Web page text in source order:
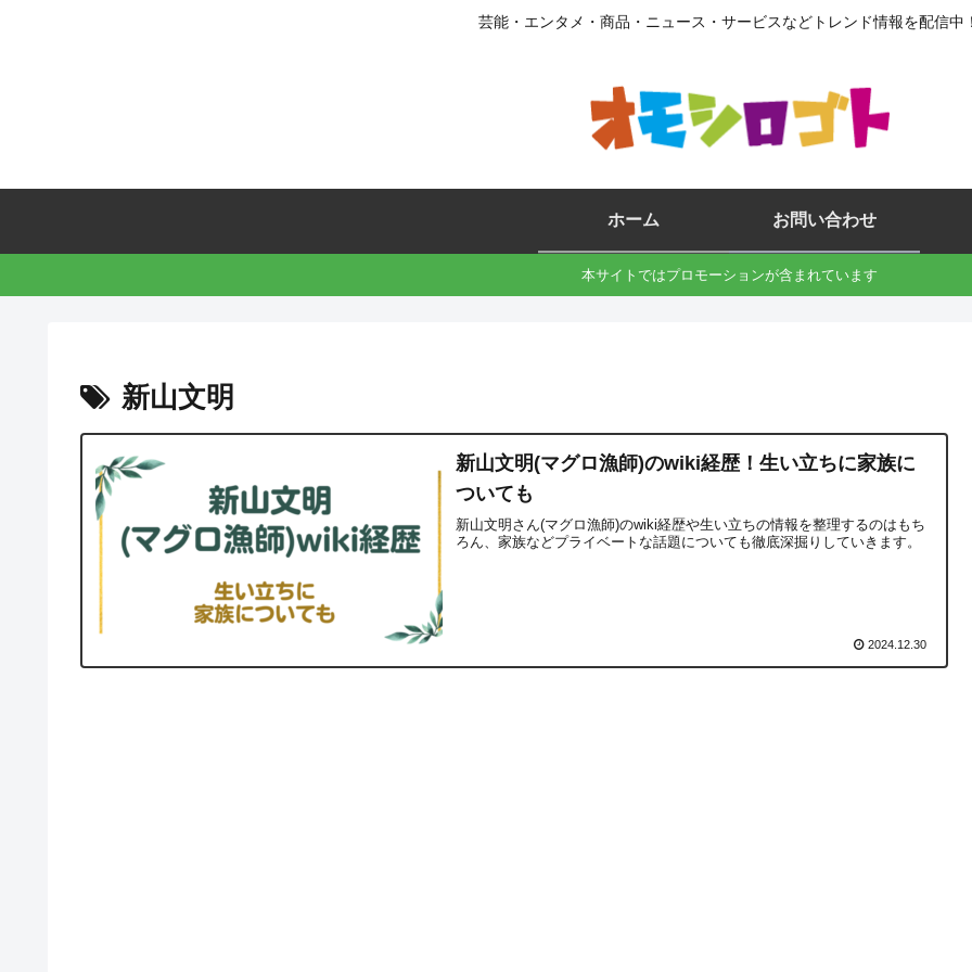
芸能・エンタメ・商品・ニュース・サービスなどトレンド情報を配信中
ホーム お問い合わせ
本サイトではプロモーションが含まれています
新山文明
新山文明(マグロ漁師)のwiki経歴！生い立ちに家族に
ついても
新山文明さん(マグロ漁師)のwiki経歴や生い立ちの情報を整理するのはもち
ろん、家族などプライベートな話題についても徹底深掘りしていきます。
2024.12.30